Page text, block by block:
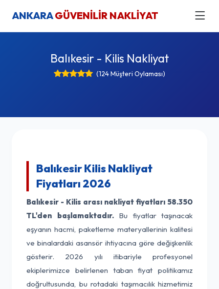
ANKARAGÜVENİLİR NAKLİYAT
Balıkesir - Kilis Nakliyat
(124 Müşteri Oylaması)
Balıkesir Kilis Nakliyat
Fiyatları 2026
Balıkesir - Kilis arası nakliyat fiyatları 58.350
TL'den başlamaktadır.Bu fiyatlar taşınacak
eşyanın hacmi, paketleme materyallerinin kalitesi
ve binalardaki asansör ihtiyacına göre değişkenlik
gösterir. 2026 yılı itibariyle profesyonel
ekiplerimizce belirlenen taban fiyat politikamız
doğrultusunda, bu rotadaki taşımacılık hizmetimiz